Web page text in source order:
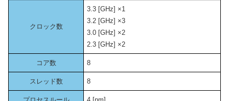
クロック数
3.3 [GHz] ×1
3.2 [GHz] ×3
3.0 [GHz] ×2
2.3 [GHz] ×2
コア数 8
スレッド数 8